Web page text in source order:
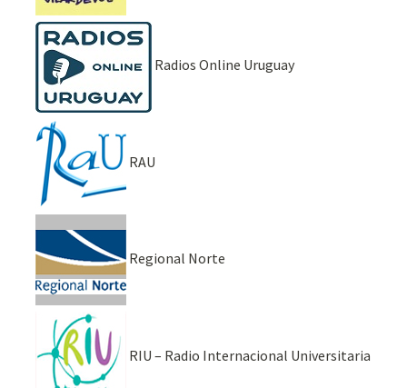
Radios Online Uruguay
RAU
Regional Norte
RIU – Radio Internacional Universitaria